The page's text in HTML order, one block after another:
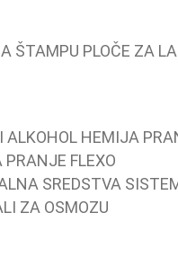
ŠTAMPU PLOČE ZA
ALKOHOL HEMIJA
FLEXO
SREDSTVA
ZA OSMOZU